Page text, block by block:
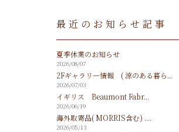
最近のお知らせ記事
夏季休業のお知らせ
2026/08/07
2Fギャラリー情報 ( 涼のある暮ら...
2026/07/03
イギリス Beaumont Fabr...
2026/06/19
海外取寄品( MORRIS含む) ....
2026/05/13